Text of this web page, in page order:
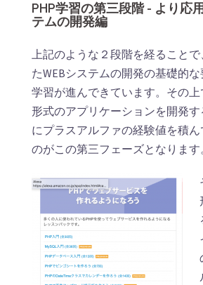
PHP学習の第三段階 - より応
テムの開発編
上記のような２段階を経ることで
たWEBシステムの開発の基礎的
学習が進んできています。その
形式のアプリケーションを開発
にプラスアルファの経験値を積ん
のがこの第三フェーズとなります